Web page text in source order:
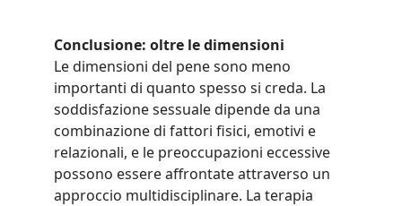
Conclusione: oltre le dimensioni
Le dimensioni del pene sono meno
importanti di quanto spesso si creda. La
soddisfazione sessuale dipende da una
combinazione di fattori fisici, emotivi e
relazionali, e le preoccupazioni eccessive
possono essere affrontate attraverso un
approccio multidisciplinare. La terapia